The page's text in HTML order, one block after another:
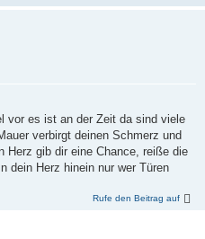
vor es ist an der Zeit da sind viele
verbirgt deinen Schmerz und
Herz gib dir eine Chance, reiße die
dein Herz hinein nur wer Türen
Rufe den Beitrag auf